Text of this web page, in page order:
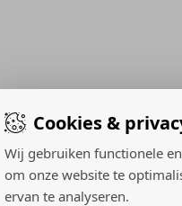
Cookies &
Wij gebruiken functionele
om onze website te
ervan te analyseren.